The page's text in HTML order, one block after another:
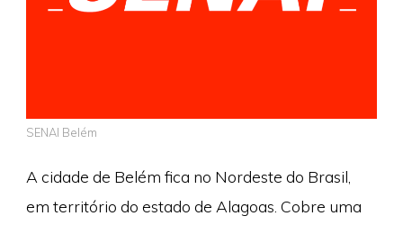
SENAI Belém
A cidade de Belém fica no Nordeste do Brasil,
em território do estado de Alagoas. Cobre uma